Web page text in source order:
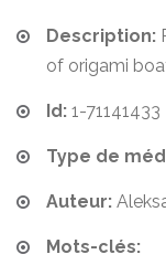
Description:
of origami
Id: 1-71141433
Type de
Auteur:
Mots-clés: